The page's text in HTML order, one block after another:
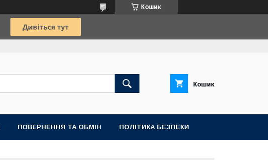
Кошик
Кошик
ПОВЕРНЕННЯ ТА ОБМІН ПОЛІТИКА БЕЗПЕКИ